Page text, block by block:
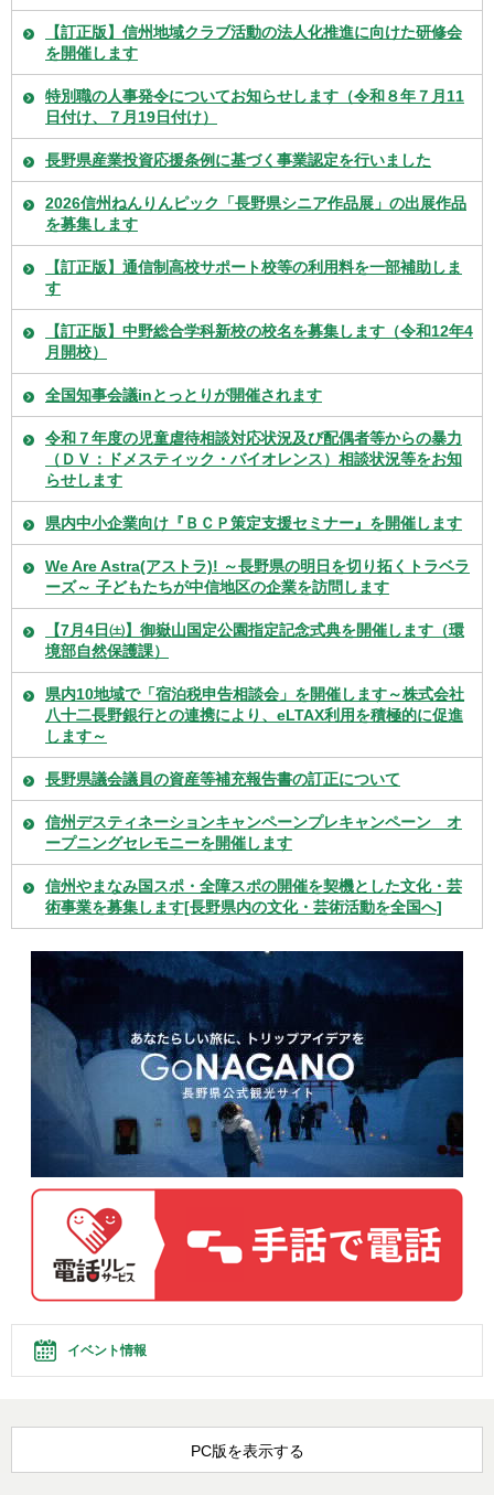
【訂正版】信州地域クラブ活動の法人化推進に向けた研修会
を開催します
特別職の人事発令についてお知らせします（令和８年７月11
日付け、７月19日付け）
長野県産業投資応援条例に基づく事業認定を行いました
2026信州ねんりんピック「長野県シニア作品展」の出展作品
を募集します
【訂正版】通信制高校サポート校等の利用料を一部補助しま
す
【訂正版】中野総合学科新校の校名を募集します（令和12年4
月開校）
全国知事会議inとっとりが開催されます
令和７年度の児童虐待相談対応状況及び配偶者等からの暴力
（ＤＶ：ドメスティック・バイオレンス）相談状況等をお知
らせします
県内中小企業向け『ＢＣＰ策定支援セミナー』を開催します
We Are Astra(アストラ)! ～長野県の明日を切り拓くトラベラ
ーズ～ 子どもたちが中信地区の企業を訪問します
【7月4日㈯】御嶽山国定公園指定記念式典を開催します（環
境部自然保護課）
県内10地域で「宿泊税申告相談会」を開催します～株式会社
八十二長野銀行との連携により、eLTAX利用を積極的に促進
します～
長野県議会議員の資産等補充報告書の訂正について
信州デスティネーションキャンペーンプレキャンペーン オ
ープニングセレモニーを開催します
信州やまなみ国スポ・全障スポの開催を契機とした文化・芸
術事業を募集します[長野県内の文化・芸術活動を全国へ]
イベント情報
PC版を表示する